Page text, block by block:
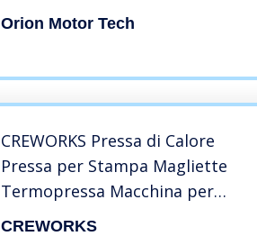
per Stampa Magliette
Orion Motor Tech
CREWORKS Pressa di Calore
Pressa per Stampa Magliette
Termopressa Macchina per
Sublimazione Trasferimento
CREWORKS